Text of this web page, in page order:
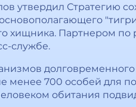
утвердил Стратегию
хищника. Партнером по
службе.
менее 700 особей для
обитания